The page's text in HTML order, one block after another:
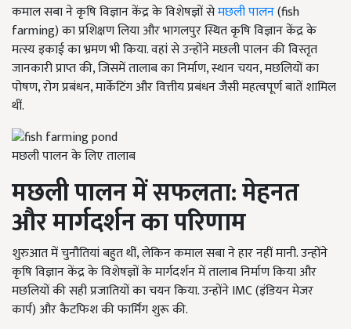
कमाल सबा ने कृषि विज्ञान केंद्र के विशेषज्ञों सेमछली पालन(fish
farming) का प्रशिक्षण लिया और भागलपुर स्थित कृषि विज्ञान केंद्र के
मत्स्य इकाई का भ्रमण भी किया. वहां से उन्होंने मछली पालन की विस्तृत
जानकारी प्राप्त की, जिसमें तालाब का निर्माण, स्थान चयन, मछलियों का
पोषण, रोग प्रबंधन, मार्केटिंग और वित्तीय प्रबंधन जैसी महत्वपूर्ण बातें शामिल
थीं.
मछली पालन के लिए तालाब
मछली पालन में सफलता: मेहनत
और मार्गदर्शन का परिणाम
शुरुआत में चुनौतियां बहुत थीं, लेकिन कमाल सबा ने हार नहीं मानी. उन्होंने
कृषि विज्ञान केंद्र के विशेषज्ञों के मार्गदर्शन में तालाब निर्माण किया और
मछलियों की सही प्रजातियों का चयन किया. उन्होंने IMC (इंडियन मेजर
कार्प) और कैटफिश की फार्मिंग शुरू की.